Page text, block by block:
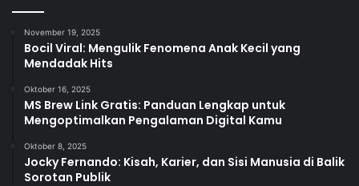
November 19, 2025
Bocil Viral: Mengulik Fenomena Anak Kecil yang
Mendadak Hits
Oktober 16, 2025
MS Brew Link Gratis: Panduan Lengkap untuk
Mengoptimalkan Pengalaman Digital Kamu
Oktober 8, 2025
Jocky Fernando: Kisah, Karier, dan Sisi Manusia di Balik
Sorotan Publik